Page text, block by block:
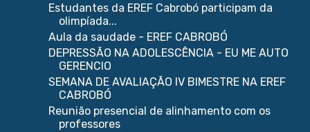
Estudantes da EREF Cabrobó participam da
olimpíada...
Aula da saudade - EREF CABROBÓ
DEPRESSÃO NA ADOLESCÊNCIA - EU ME AUTO
GERENCIO
SEMANA DE AVALIAÇÃO IV BIMESTRE NA EREF
CABROBÓ
Reunião presencial de alinhamento com os
professores